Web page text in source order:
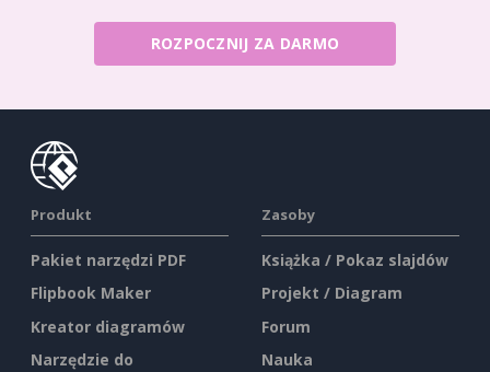
ROZPOCZNIJ ZA DARMO
Produkt
Pakiet narzędzi PDF
Flipbook Maker
Kreator diagramów
Narzędzie do
Zasoby
Książka / Pokaz slajdów
Projekt / Diagram
Forum
Nauka